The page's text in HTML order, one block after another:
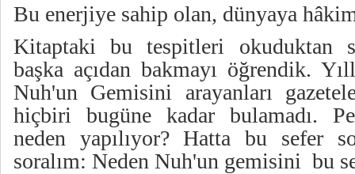
Bu enerjiye sahip olan, dünyaya
Kitaptaki bu tespitleri okuduktan
başka açıdan bakmayı öğrendik.
Nuh'un Gemisini arayanları
hiçbiri bugüne kadar bulamadı.
neden yapılıyor? Hatta bu sefer
soralım: Neden Nuh'un gemisini bu